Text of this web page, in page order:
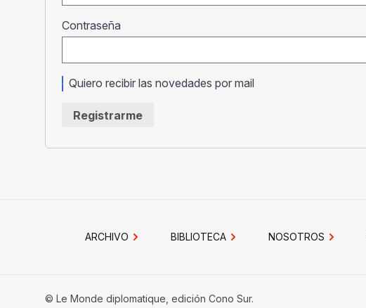
Contraseña
Quiero recibir las novedades por mail
Registrarme
ARCHIVO BIBLIOTECA NOSOTROS
© Le Monde diplomatique, edición Cono Sur.